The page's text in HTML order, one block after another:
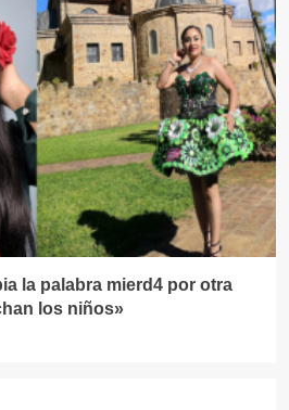
la palabra mierd4 por otra
los niños»